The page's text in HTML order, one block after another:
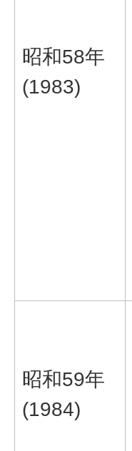
昭和58年
(1983)
昭和59年
(1984)